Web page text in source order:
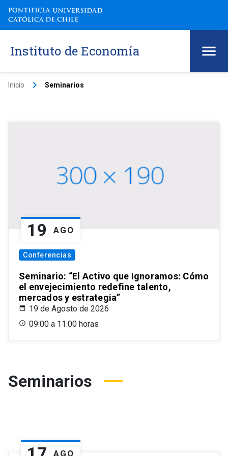
Instituto de Economía
Inicio keyboard_arrow_right Seminarios
19 AGO
Conferencias
Seminario: “El Activo que Ignoramos: Cómo
el envejecimiento redefine talento,
mercados y estrategia”
19 de Agosto de 2026
09:00 a 11:00 horas
Seminarios
AGO